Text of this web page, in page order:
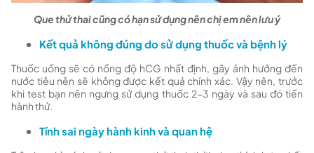
Que thử thai cũng có hạn sử dụng nên chị em nên lưu ý
Kết quả không đúng do sử dụng thuốc và bệnh lý
Thuốc uống sẽ có nồng độ hCG nhất định, gây ảnh hưởng đến
nước tiêu nên sẽ không được kết quả chính xác. Vậy nên, trước
khi test bạn nên ngưng sử dụng thuốc 2-3 ngày và sau đó tiến
hành thử.
Tính sai ngày hành kinh và quan hệ